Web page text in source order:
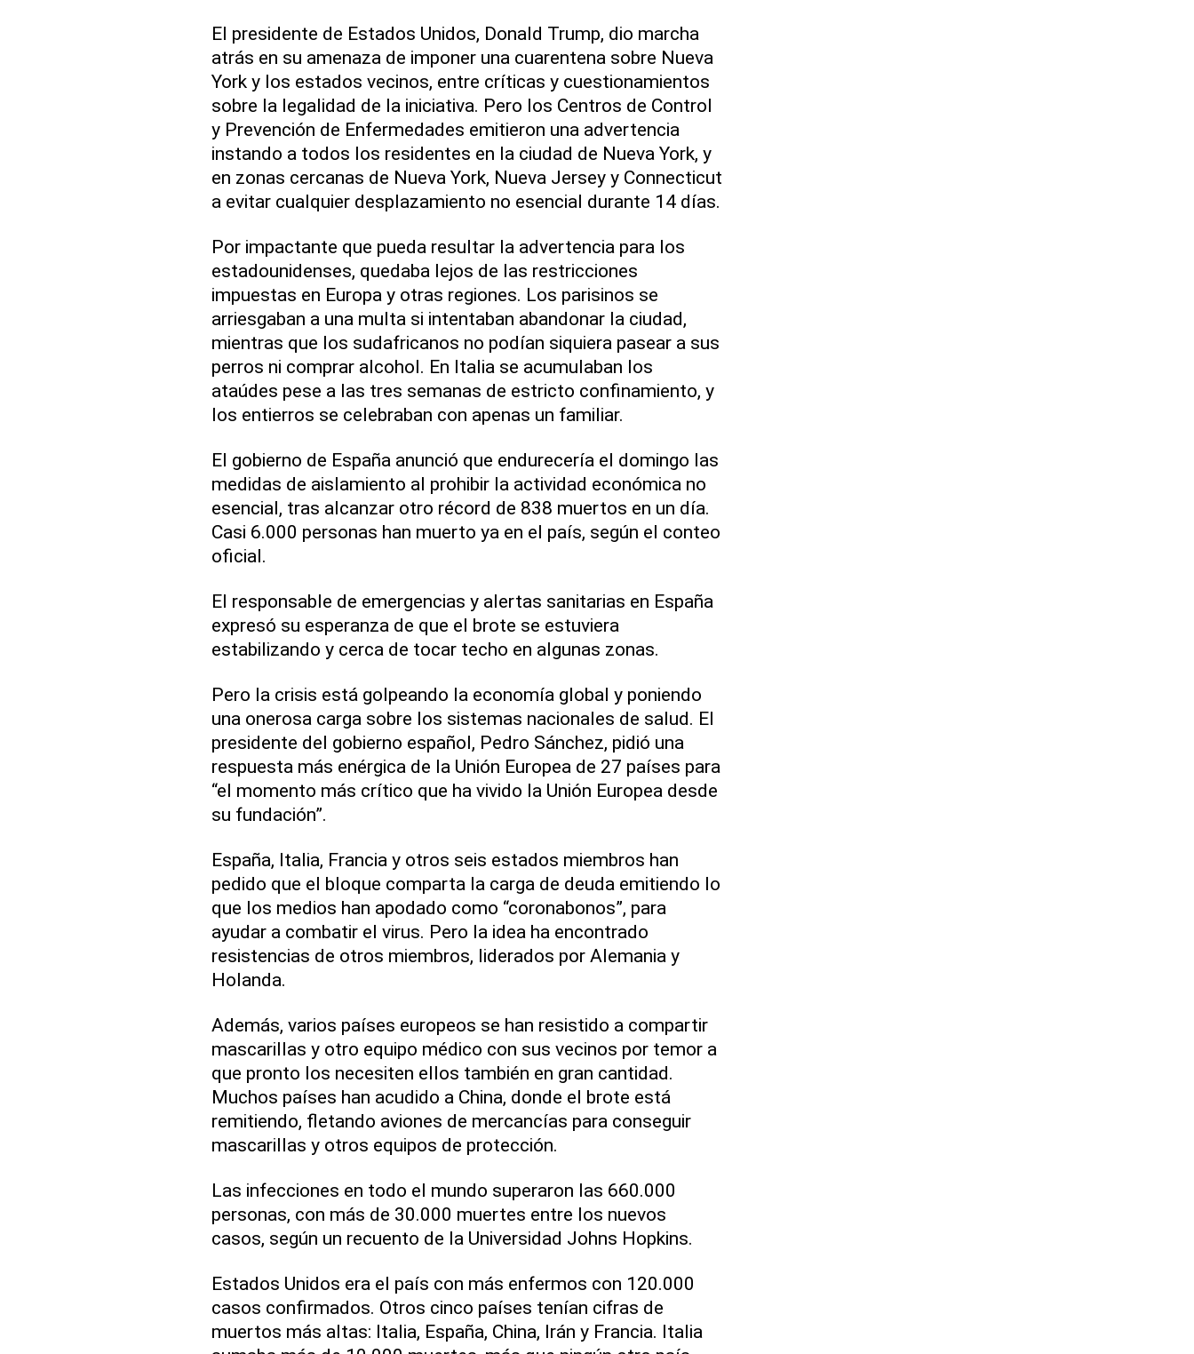
El presidente de Estados Unidos, Donald Trump, dio marcha
atrás en su amenaza de imponer una cuarentena sobre Nueva
York y los estados vecinos, entre críticas y cuestionamientos
sobre la legalidad de la iniciativa. Pero los Centros de Control
y Prevención de Enfermedades emitieron una advertencia
instando a todos los residentes en la ciudad de Nueva York, y
en zonas cercanas de Nueva York, Nueva Jersey y Connecticut
a evitar cualquier desplazamiento no esencial durante 14 días.
Por impactante que pueda resultar la advertencia para los
estadounidenses, quedaba lejos de las restricciones
impuestas en Europa y otras regiones. Los parisinos se
arriesgaban a una multa si intentaban abandonar la ciudad,
mientras que los sudafricanos no podían siquiera pasear a sus
perros ni comprar alcohol. En Italia se acumulaban los
ataúdes pese a las tres semanas de estricto confinamiento, y
los entierros se celebraban con apenas un familiar.
El gobierno de España anunció que endurecería el domingo las
medidas de aislamiento al prohibir la actividad económica no
esencial, tras alcanzar otro récord de 838 muertos en un día.
Casi 6.000 personas han muerto ya en el país, según el conteo
oficial.
El responsable de emergencias y alertas sanitarias en España
expresó su esperanza de que el brote se estuviera
estabilizando y cerca de tocar techo en algunas zonas.
Pero la crisis está golpeando la economía global y poniendo
una onerosa carga sobre los sistemas nacionales de salud. El
presidente del gobierno español, Pedro Sánchez, pidió una
respuesta más enérgica de la Unión Europea de 27 países para
“el momento más crítico que ha vivido la Unión Europea desde
su fundación”.
España, Italia, Francia y otros seis estados miembros han
pedido que el bloque comparta la carga de deuda emitiendo lo
que los medios han apodado como “coronabonos”, para
ayudar a combatir el virus. Pero la idea ha encontrado
resistencias de otros miembros, liderados por Alemania y
Holanda.
Además, varios países europeos se han resistido a compartir
mascarillas y otro equipo médico con sus vecinos por temor a
que pronto los necesiten ellos también en gran cantidad.
Muchos países han acudido a China, donde el brote está
remitiendo, fletando aviones de mercancías para conseguir
mascarillas y otros equipos de protección.
Las infecciones en todo el mundo superaron las 660.000
personas, con más de 30.000 muertes entre los nuevos
casos, según un recuento de la Universidad Johns Hopkins.
Estados Unidos era el país con más enfermos con 120.000
casos confirmados. Otros cinco países tenían cifras de
muertos más altas: Italia, España, China, Irán y Francia. Italia